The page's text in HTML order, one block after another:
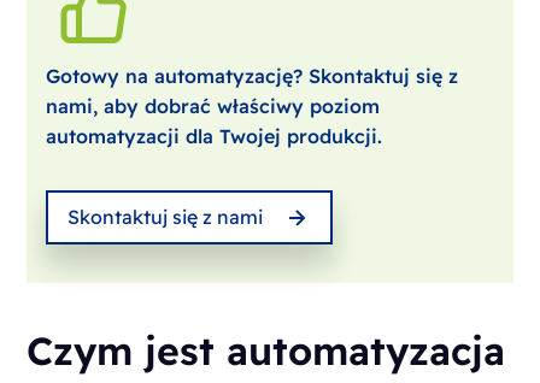
Gotowy na automatyzację? Skontaktuj się z
nami, aby dobrać właściwy poziom
automatyzacji dla Twojej produkcji.
Skontaktuj się z nami
Czym jest automatyzacja